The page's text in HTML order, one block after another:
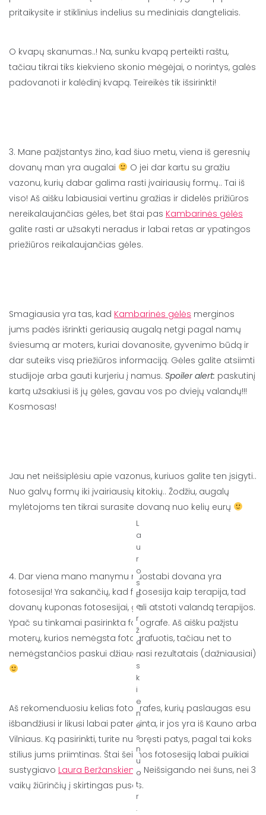
pritaikysite ir stiklinius indelius su mediniais dangteliais.
O kvapų skanumas..! Na, sunku kvapą perteikti raštu,
tačiau tikrai tiks kiekvieno skonio mėgėjai, o norintys, galės
padovanoti ir kalėdinį kvapą. Teireikės tik išsirinkti!
3. Mane pažįstantys žino, kad šiuo metu, viena iš geresnių
dovanų man yra augalai
O jei dar kartu su gražiu
vazonu, kurių dabar galima rasti įvairiausių formų.. Tai iš
viso! Aš aišku labiausiai vertinu gražias ir didelės prižiūros
nereikalaujančias gėles, bet štai pas Kambarinės gėlės
galite rasti ar užsakyti neradus ir labai retas ar ypatingos
priežiūros reikalaujančias gėles.
Smagiausia yra tas, kad Kambarinės gėlės merginos
jums padės išrinkti geriausią augalą netgi pagal namų
šviesumą ar moters, kuriai dovanosite, gyvenimo būdą ir
dar suteiks visą priežiūros informaciją. Gėles galite atsiimti
studijoje arba gauti kurjeriu į namus. Spoiler alert: paskutinį
kartą užsakiusi iš jų gėles, gavau vos po dviejų valandų!!!
Kosmosas!
Jau net neišsiplėsiu apie vazonus, kuriuos galite ten įsigyti..
Nuo galvų formų iki įvairiausių kitokių.. Žodžiu, augalų
mylėtojoms ten tikrai surasite dovaną nuo kelių eurų
4. Dar viena mano manymu nuostabi dovana yra
fotosesija! Yra sakančių, kad fotosesija kaip terapija, tad
dovanų kuponas fotosesijai, gali atstoti valandą terapijos.
Ypač su tinkamai pasirinkta fotografe. Aš aišku pažįstu
moterų, kurios nemėgsta fotografuotis, tačiau net to
nemėgstančios paskui džiaugiasi rezultatais (dažniausiai)
Aš rekomenduosiu kelias fotografes, kurių paslaugas esu
išbandžiusi ir likusi labai patenkinta, ir jos yra iš Kauno arba
Vilniaus. Ką pasirinkti, turite nuspręsti patys, pagal tai koks
stilius jums priimtinas. Štai šeimos fotosesiją labai puikiai
sustygiavo Laura Beržanskienė. Neišsigando nei šuns, nei 3
vaikų žiūrinčių į skirtingas puses.
L
a
u
r
o
s
B
e
r
ž
a
n
s
k
i
e
n
ė
s
n
u
o
t
r
.